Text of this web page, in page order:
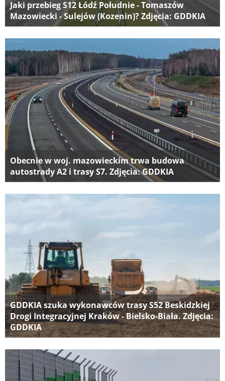
Jaki przebieg S12 Łódź Południe - Tomaszów
Mazowiecki - Sulejów (Kozenin)? Zdjęcia: GDDKIA
Obecnie w woj. mazowieckim trwa budowa
autostrady A2 i trasy S7. Zdjęcia: GDDKIA
GDDKIA szuka wykonawców trasy S52 Beskidzkiej
Drogi Integracyjnej Kraków - Bielsko-Biała. Zdjęcia:
GDDKIA